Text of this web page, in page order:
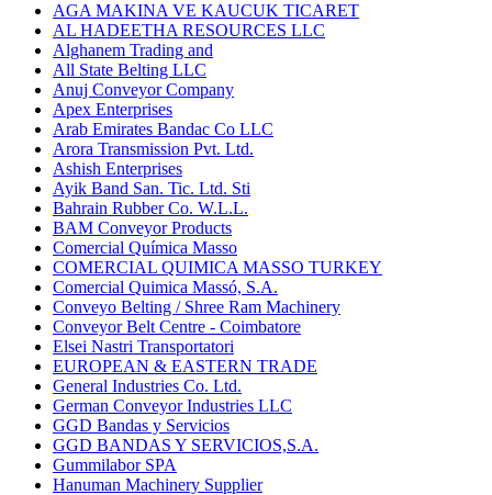
AGA MAKINA VE KAUCUK TICARET
AL HADEETHA RESOURCES LLC
Alghanem Trading and
All State Belting LLC
Anuj Conveyor Company
Apex Enterprises
Arab Emirates Bandac Co LLC
Arora Transmission Pvt. Ltd.
Ashish Enterprises
Ayik Band San. Tic. Ltd. Sti
Bahrain Rubber Co. W.L.L.
BAM Conveyor Products
Comercial Química Masso
COMERCIAL QUIMICA MASSO TURKEY
Comercial Quimica Massó, S.A.
Conveyo Belting / Shree Ram Machinery
Conveyor Belt Centre - Coimbatore
Elsei Nastri Transportatori
EUROPEAN & EASTERN TRADE
General Industries Co. Ltd.
German Conveyor Industries LLC
GGD Bandas y Servicios
GGD BANDAS Y SERVICIOS,S.A.
Gummilabor SPA
Hanuman Machinery Supplier